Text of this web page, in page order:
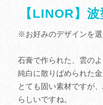
【LINOR】
※お好みのデザインを選
石膏で作られた、雲の
純白に散りばめられた
とても固い素材ですが
らしいですね。